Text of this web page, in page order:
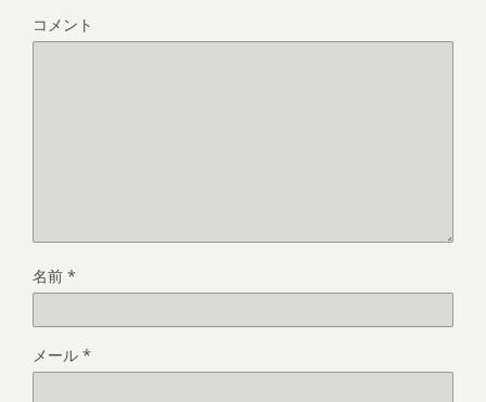
コメント
名前 *
メール *